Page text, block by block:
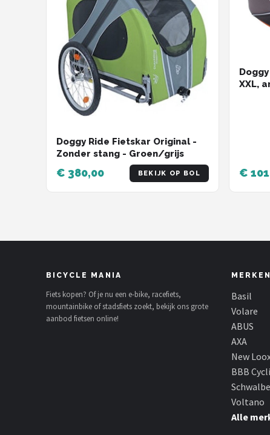
Doggy Ride Fietskar Original -
Zonder stang - Groen/grijs
€ 380,00 BEKIJK OP BOL
XXL,
€
BICYCLE MANIA
Fiets kopen? Of je nu een e-bike, racefiets,
mountainbike of stadsfiets zoekt, bekijk ons grote
aanbod fietsen online!
MERKEN
Basil
Volare
ABUS
AXA
New
BBB
Schwalbe
Voltano
Alle